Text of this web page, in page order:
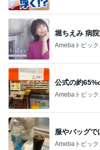
堀ちえみ 病
Amebaトピック
公式の約
Amebaトピック
服やバッグで
Amebaトピック